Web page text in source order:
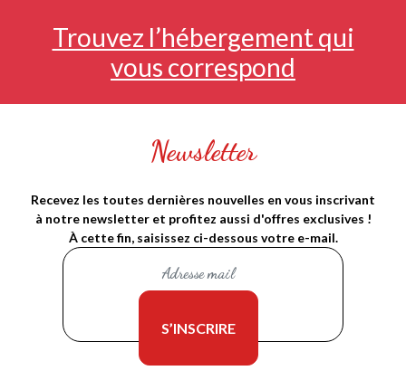
Trouvez l’hébergement qui
vous correspond
Newsletter
Recevez les toutes dernières nouvelles en vous inscrivant
à notre newsletter et profitez aussi d'offres exclusives !
À cette fin, saisissez ci-dessous votre e-mail.